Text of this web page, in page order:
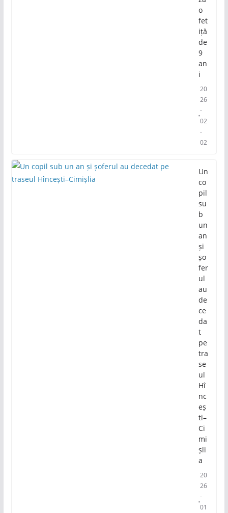
o
fet
iță
de
9
an
i
20
26
-
02
-
02
Un
co
pil
su
b
un
an
și
șo
fer
ul
au
de
ce
da
t
pe
tra
se
ul
Hî
nc
eș
ti–
Ci
mi
șli
a
20
26
-
01